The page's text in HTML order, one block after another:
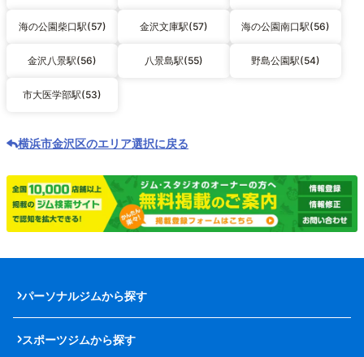
海の公園柴口駅(57) 金沢文庫駅(57) 海の公園南口駅(56)
金沢八景駅(56) 八景島駅(55) 野島公園駅(54)
市大医学部駅(53)
横浜市金沢区のエリア選択に戻る
パーソナルジムから探す
スポーツジムから探す